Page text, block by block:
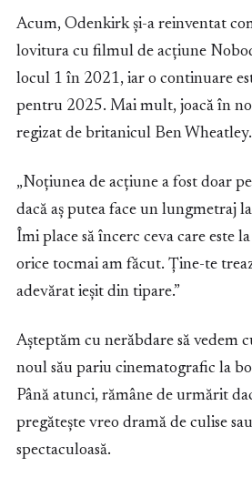
Acum, Odenkirk și-a reinventat
lovitura cu filmul de acțiune
locul 1 în 2021, iar o continuare
pentru 2025. Mai mult, joacă în
regizat de britanicul Ben Wheatley.
„Noțiunea de acțiune a fost doar
dacă aș putea face un lungmetraj
Îmi place să încerc ceva care este
orice tocmai am făcut. Ține-te
adevărat ieșit din tipare.”
Așteptăm cu nerăbdare să vedem
noul său pariu cinematografic la
Până atunci, rămâne de urmărit
pregătește vreo dramă de culise
spectaculoasă.